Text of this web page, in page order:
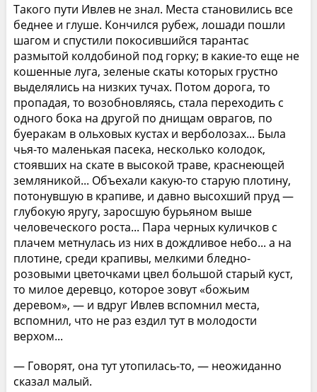
Такого пути Ивлев не знал. Места становились все
беднее и глуше. Кончился рубеж, лошади пошли
шагом и спустили покосившийся тарантас
размытой колдобиной под горку; в какие-то еще не
кошенные луга, зеленые скаты которых грустно
выделялись на низких тучах. Потом дорога, то
пропадая, то возобновляясь, стала переходить с
одного бока на другой по днищам оврагов, по
буеракам в ольховых кустах и верболозах... Была
чья-то маленькая пасека, несколько колодок,
стоявших на скате в высокой траве, краснеющей
земляникой... Объехали какую-то старую плотину,
потонувшую в крапиве, и давно высохший пруд —
глубокую яругу, заросшую бурьяном выше
человеческого роста... Пара черных куличков с
плачем метнулась из них в дождливое небо... а на
плотине, среди крапивы, мелкими бледно-
розовыми цветочками цвел большой старый куст,
то милое деревцо, которое зовут «божьим
деревом», — и вдруг Ивлев вспомнил места,
вспомнил, что не раз ездил тут в молодости
верхом...
— Говорят, она тут утопилась-то, — неожиданно
сказал малый.